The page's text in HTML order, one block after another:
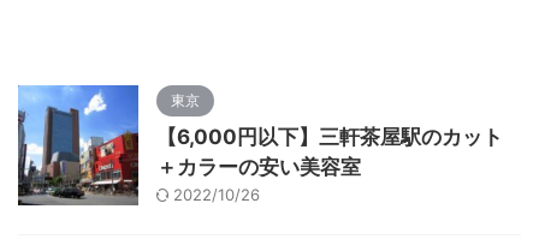
東京
【6,000円以下】三軒茶屋駅のカット
＋カラーの安い美容室
2022/10/26